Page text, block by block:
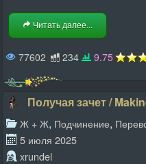
Читать далее...
77602 234 9.75
Получая зачет /
Ж + Ж, Подчинение,
5 июля 2025
xrundel